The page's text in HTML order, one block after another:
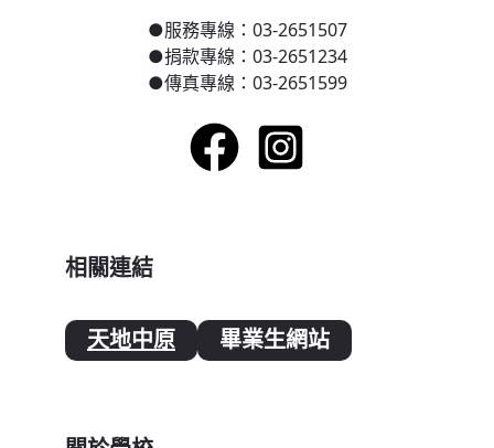
●服務專線：03-2651507
●捐款專線：03-2651234
●傳真專線：03-2651599
相關連結
天地中原 畢業生網站